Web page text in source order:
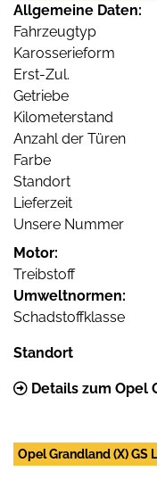
Allgemeine Daten:
Fahrzeugtyp
Karosserieform
Erst-Zul.
Getriebe
Kilometerstand
Anzahl der Türen
Farbe
Standort
Lieferzeit
Unsere Nummer
Motor:
Treibstoff
Umweltnormen:
Schadstoffklasse
Standort
Details zum Opel
Opel Grandland (X) GS